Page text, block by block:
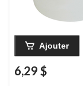
Ajouter
6,29 $